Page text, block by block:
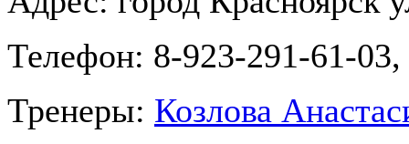
Телефон: 8-923-291-61-
Тренеры: Козлова